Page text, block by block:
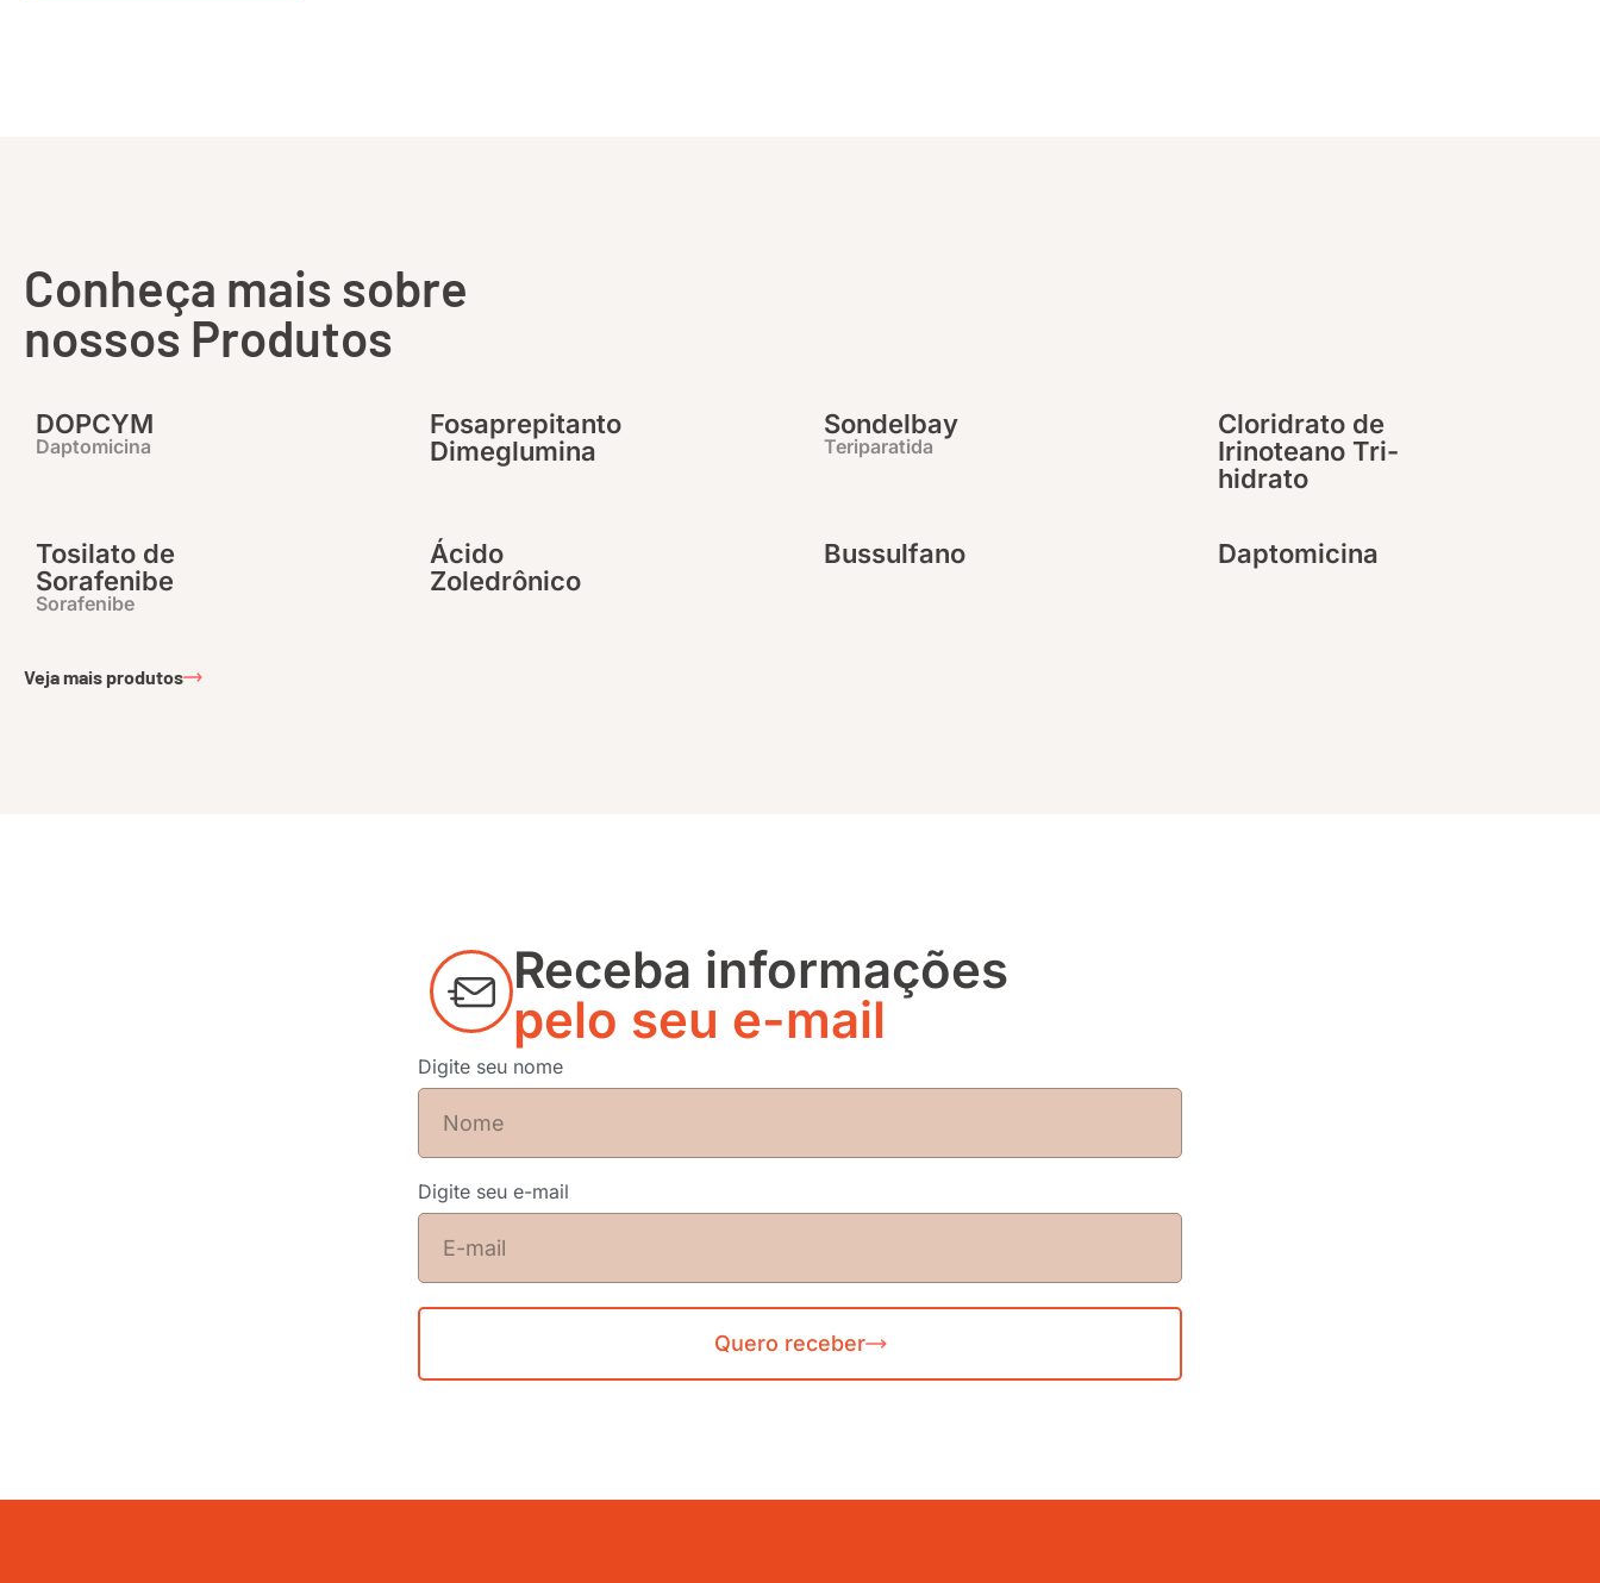
Conheça mais sobre
nossos Produtos
DOPCYM
Daptomicina
Fosaprepitanto
Dimeglumina
Sondelbay
Teriparatida
Cloridrato de
Irinoteano Tri-
hidrato
Tosilato de
Sorafenibe
Sorafenibe
Ácido
Zoledrônico
Bussulfano Daptomicina
Veja mais produtos
Receba informações
pelo seu e-mail
Digite seu nome
Digite seu e-mail
Quero receber